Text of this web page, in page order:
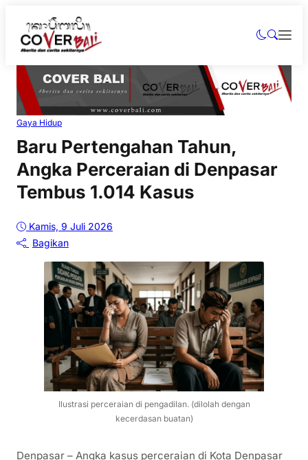
Gaya Hidup
Baru Pertengahan Tahun,
Angka Perceraian di Denpasar
Tembus 1.014 Kasus
Kamis, 9 Juli 2026
Bagikan
Ilustrasi perceraian di pengadilan. (dilolah dengan
kecerdasan buatan)
Denpasar – Angka kasus perceraian di Kota Denpasar